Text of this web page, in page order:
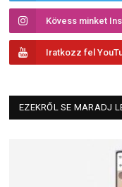
Kövess minket
Iratkozz fel
EZEKRŐL SE MARADJ